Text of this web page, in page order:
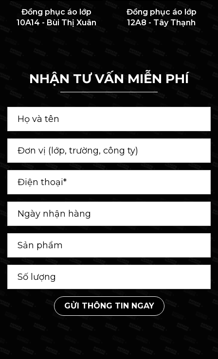
Đồng phục áo lớp
10A14 - Bùi Thị Xuân
Đồng phục áo lớp
12A8 - Tây Thạnh
NHẬN TƯ VẤN MIỄN PHÍ
GỬI THÔNG TIN NGAY